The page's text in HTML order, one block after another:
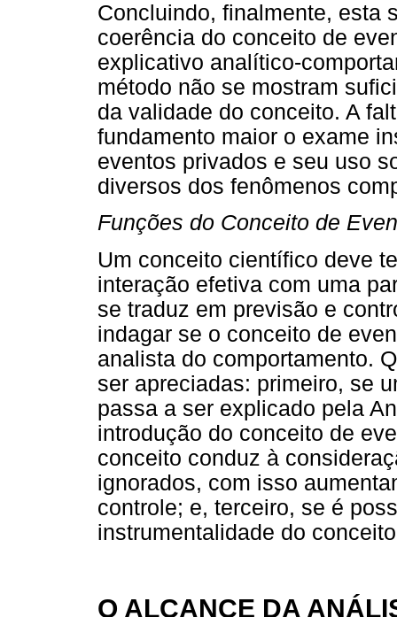
Concluindo, finalmente, esta
coerência do conceito de
explicativo analítico-
método não se mostram
da validade do conceito. A
fundamento maior o exame
eventos privados e seu uso
diversos dos fenômenos
Funções do Conceito de
Um conceito científico deve
interação efetiva com uma
se traduz em previsão e
indagar se o conceito de
analista do comportamento.
ser apreciadas: primeiro, se
passa a ser explicado pela
introdução do conceito de
conceito conduz à
ignorados, com isso
controle; e, terceiro, se é
instrumentalidade do
O ALCANCE DA